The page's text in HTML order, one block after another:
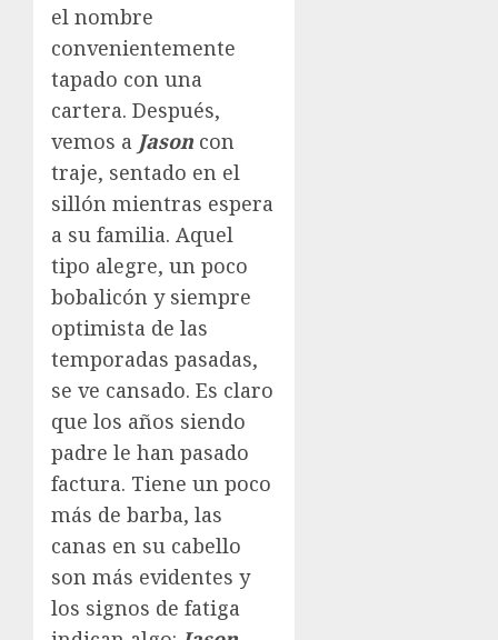
el nombre
convenientemente
tapado con una
cartera. Después,
vemos a Jason con
traje, sentado en el
sillón mientras espera
a su familia. Aquel
tipo alegre, un poco
bobalicón y siempre
optimista de las
temporadas pasadas,
se ve cansado. Es claro
que los años siendo
padre le han pasado
factura. Tiene un poco
más de barba, las
canas en su cabello
son más evidentes y
los signos de fatiga